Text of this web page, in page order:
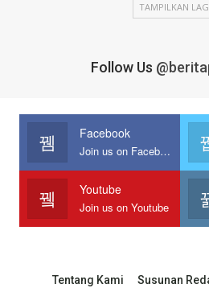
TAMPILKAN
Follow Us
Facebook
Join us on Facebook
Youtube
Join us on Youtube
Tentang Kami Susunan